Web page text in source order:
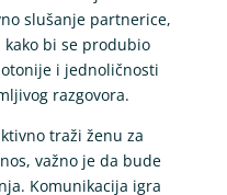
slušanje partnerice,
bi se produbio
i jednoličnosti
razgovora.
traži ženu za
važno je da bude
Komunikacija igra